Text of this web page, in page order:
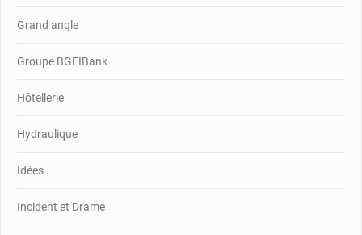
Grand angle
Groupe BGFIBank
Hôtellerie
Hydraulique
Idées
Incident et Drame